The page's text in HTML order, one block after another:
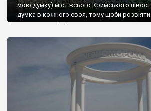
мою думку) міст всього Кримського
думка в кожного своя, тому щоби розвіяти
запрошую відвідати це